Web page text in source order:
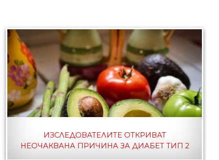
ИЗСЛЕДОВАТЕЛИТЕ ОТКРИВАТ
НЕОЧАКВАНА ПРИЧИНА ЗА ДИАБЕТ ТИП 2